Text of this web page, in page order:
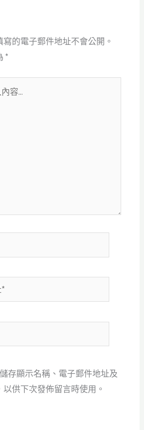
的電子郵件地址不會公開。
*
存顯示名稱、電子郵件地址及
供下次發佈留言時使用。